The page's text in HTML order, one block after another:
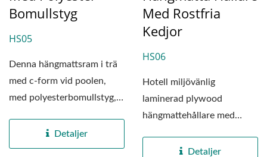
Bomullstyg
HS05
Denna hängmattsram i trä
med c-form vid poolen,
med polyesterbomullstyg,
Detaljer
Med Rostfria
Kedjor
HS06
Hotell miljövänlig
laminerad plywood
hängmattehållare med
massiva...
Detaljer